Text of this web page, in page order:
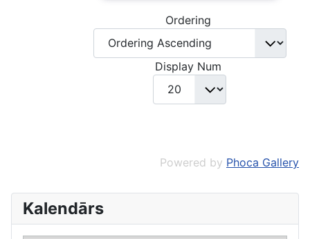
Ordering
Display Num
Powered by Phoca Gallery
Kalendārs